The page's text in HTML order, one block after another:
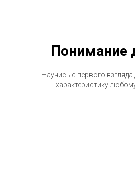
Понимание
Научись с первого
характеристику